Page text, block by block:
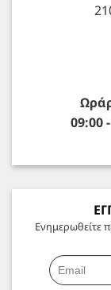
09:00
Ενημερωθείτε